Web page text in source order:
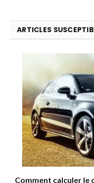
ARTICLES
Comment calculer le